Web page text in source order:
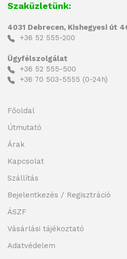
Szaküzletünk:
4031 Debrecen, Kishegyesi út
+36 52 555-200
Ügyfélszolgálat
+36 52 555-500
+36 70 503-5555 (0-24h)
Főoldal
Útmutató
Árak
Kapcsolat
Szállítás
Bejelentkezés / Regisztráció
ÁSZF
Vásárlási tájékoztató
Adatvédelem